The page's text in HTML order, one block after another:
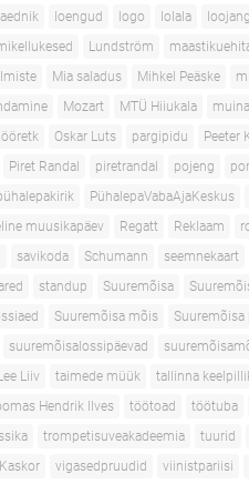
loengud logo lolala
Lundström
Mia saladus Mihkel Peäske
Mozart MTÜ Hiiukala
ööretk Oskar Luts pargipidu Peeter
Piret Randal piretrandal pojeng
PühalepaVabaAjaKeskus
muusikapäev Regatt Reklaam
savikoda Schumann seemnekaart
standup Suuremõisa
Suuremõisa mõis Suuremõisa
suuremõisalossipäevad
Liiv taimede müük tallinna
Hendrik Ilves töötoad töötuba
trompetisuveakadeemia tuurid
vigasedpruudid viinistpariisi